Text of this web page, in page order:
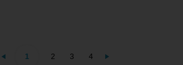
1 2 3 4